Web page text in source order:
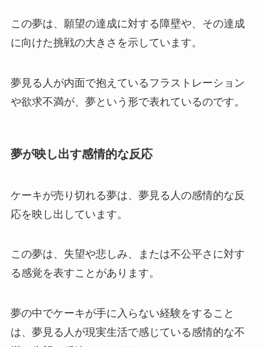
この夢は、願望の達成に対する障壁や、その達成
に向けた挑戦の大きさを示しています。
夢見る人が内面で抱えているフラストレーション
や欲求不満が、夢という形で表れているのです。
夢が映し出す感情的な反応
ケーキが売り切れる夢は、夢見る人の感情的な反
応を映し出しています。
この夢は、失望や悲しみ、または不公平さに対す
る感覚を表すことがあります。
夢の中でケーキが手に入らない経験をすること
は、夢見る人が現実生活で感じている感情的な不